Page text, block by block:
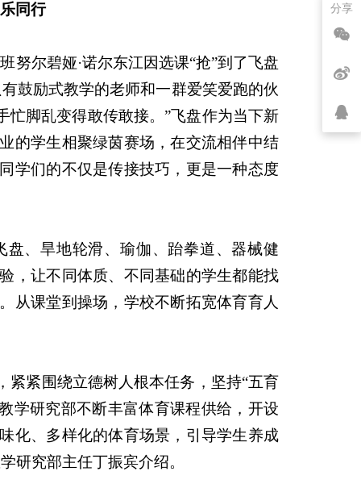
同行
努尔碧娅·诺尔东江因选课“抢”到了飞盘
鼓励式教学的老师和一群爱笑爱跑的伙
忙脚乱变得敢传敢接。”飞盘作为当下新
的学生相聚绿茵赛场，在交流相伴中结
学们的不仅是传接技巧，更是一种态度
、旱地轮滑、瑜伽、跆拳道、器械健
，让不同体质、不同基础的学生都能找
从课堂到操场，学校不断拓宽体育育人
紧紧围绕立德树人根本任务，坚持“五育
学研究部不断丰富体育课程供给，开设
化、多样化的体育场景，引导学生养成
研究部主任丁振宾介绍。
分享